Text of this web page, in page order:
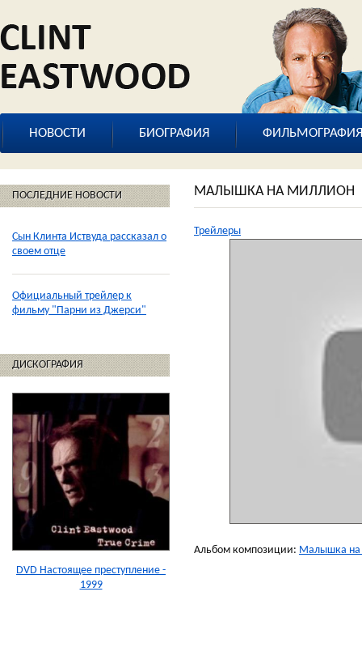
НОВОСТИ БИОГРАФИЯ ФИЛЬМОГРАФИЯ
ПОСЛЕДНИЕ НОВОСТИ
Сын Клинта Иствуда рассказал о
своем отце
Официальный трейлер к
фильму "Парни из Джерси"
ДИСКОГРАФИЯ
DVD Настоящее преступление -
1999
МАЛЫШКА НА МИЛЛИОН
Трейлеры
Альбом композиции: Малышка на